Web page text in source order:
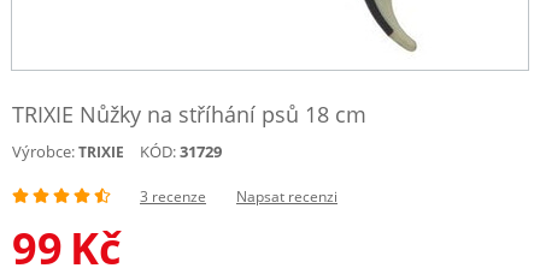
TRIXIE Nůžky na stříhání psů 18 cm
Výrobce:TRIXIE KÓD:31729
3 recenze Napsat recenzi
99 Kč